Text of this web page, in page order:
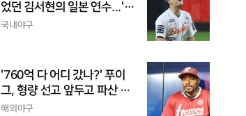
었던 김서현의 일본 연수...'종
합검진표'에 불과
국내야구
'760억 다 어디 갔나?' 푸이
그, 형량 선고 앞두고 파산 신
청
해외야구